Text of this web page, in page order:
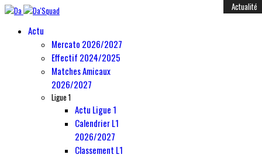
Actu
Mercato 2026/2027
Effectif 2024/2025
Matches Amicaux
2026/2027
Ligue 1
Actu Ligue 1
Calendrier L1
2026/2027
Classement L1
Mercato
Mercato
Féminines
Mercato
Mercato
Amical
Actualité
Mercato
Mercato
Actualité
Mercato
Mercato
Mercato
Mercato
Mercato
Actualité
Anciens
Actualité
précédente
précédent
suivante
suivant